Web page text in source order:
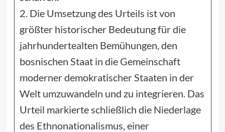
2. Die Umsetzung des Urteils ist von
größter historischer Bedeutung für die
jahrhundertealten Bemühungen, den
bosnischen Staat in die Gemeinschaft
moderner demokratischer Staaten in der
Welt umzuwandeln und zu integrieren. Das
Urteil markierte schließlich die Niederlage
des Ethnonationalismus, einer